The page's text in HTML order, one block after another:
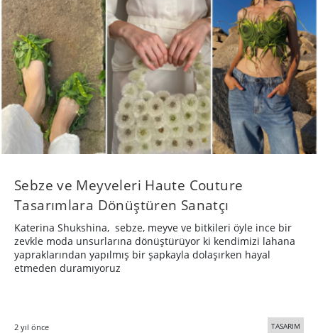
Sebze ve Meyveleri Haute Couture
Tasarımlara Dönüştüren Sanatçı
Katerina Shukshina, sebze, meyve ve bitkileri öyle ince bir
zevkle moda unsurlarına dönüştürüyor ki kendimizi lahana
yapraklarından yapılmış bir şapkayla dolaşırken hayal
etmeden duramıyoruz
2 yıl önce TASARIM